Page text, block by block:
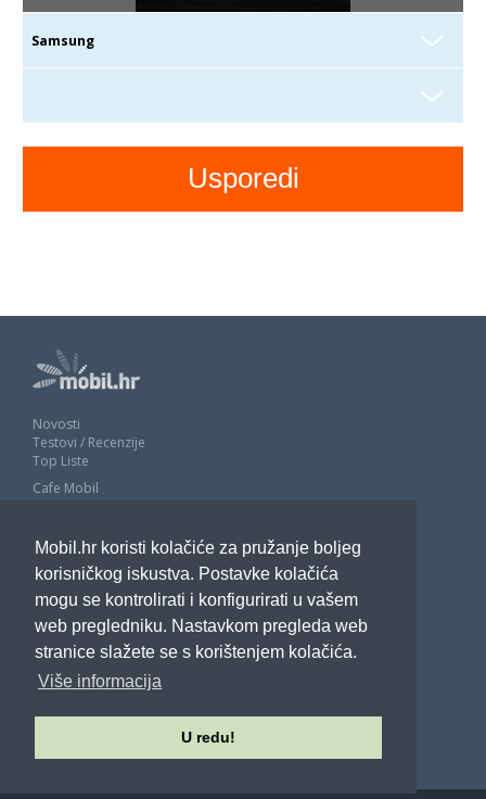
Mobil.hr koristi kolačiće za pružanje boljeg
korisničkog iskustva. Postavke kolačića
mogu se kontrolirati i konfigurirati u vašem
web pregledniku. Nastavkom pregleda web
stranice slažete se s korištenjem kolačića.
Više informacija
U redu!
Novosti
Testovi / Recenzije
Top Liste
Cafe Mobil
Impressum
Marketing
Pravne odredbe
Izjava o privatnosti
POTRAŽITE NAS
Sva prava pridržana - Mobil.hr - 2026.